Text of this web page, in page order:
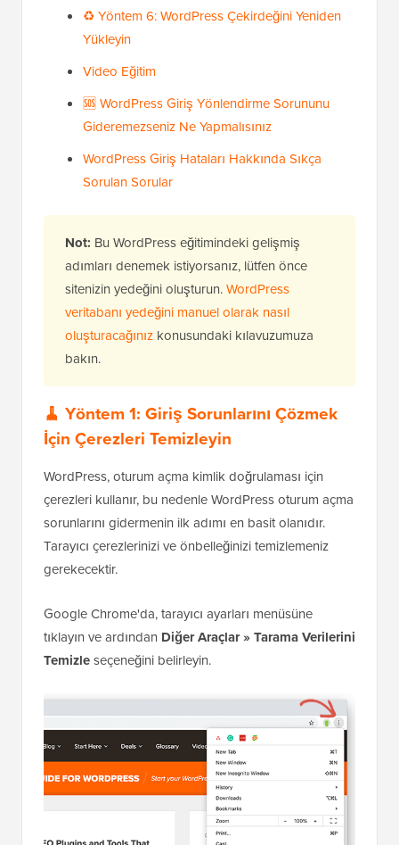
♻️ Yöntem 6: WordPress Çekirdeğini Yeniden
Yükleyin
Video Eğitim
🆘 WordPress Giriş Yönlendirme Sorununu
Gideremezseniz Ne Yapmalısınız
WordPress Giriş Hataları Hakkında Sıkça
Sorulan Sorular
Not: Bu WordPress eğitimindeki gelişmiş
adımları denemek istiyorsanız, lütfen önce
sitenizin yedeğini oluşturun.WordPress
veritabanı yedeğini manuel olarak nasıl
oluşturacağınız konusundaki kılavuzumuza
bakın.
🧹 Yöntem 1: Giriş Sorunlarını Çözmek
İçin Çerezleri Temizleyin
WordPress, oturum açma kimlik doğrulaması için
çerezleri kullanır, bu nedenle WordPress oturum açma
sorunlarını gidermenin ilk adımı en basit olanıdır.
Tarayıcı çerezlerinizi ve önbelleğinizi temizlemeniz
gerekecektir.
Google Chrome'da, tarayıcı ayarları menüsüne
tıklayın ve ardından Diğer Araçlar » Tarama Verilerini
Temizleseçeneğini belirleyin.